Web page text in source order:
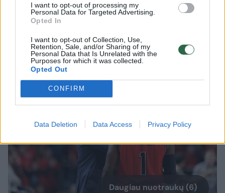
I want to opt-out of processing my
Personal Data for Targeted Advertising.
Opted In
I want to opt-out of Collection, Use,
Retention, Sale, and/or Sharing of my
Personal Data that Is Unrelated with the
Purposes for which it was collected.
Opted Out
CONFIRM
Data Deletion Data Access Privacy Policy
Walkeris pelnė 12 taškų (0/3 dvit., 4/7 trit.),
atkovojo 2 kamuolius ir atliko 4 rezultatyvius
perdavimus.
Daugiau nuotraukų (6)